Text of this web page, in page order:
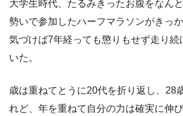
大学生時代、た るみきったお腹をなん
勢いで参加したハーフマラソンがきっ
気づけば7年経っても懲りもせず走り続
いた。
歳は重ねてとうに20代を折り返し、28
れど、年を重ねて自分の力は確実に伸